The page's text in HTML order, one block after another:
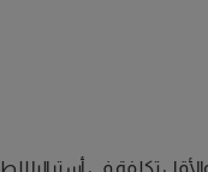
تكلفة في أستراليا